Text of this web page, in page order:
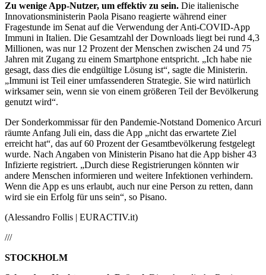
Zu wenige App-Nutzer, um effektiv zu sein. Die italienische
Innovationsministerin Paola Pisano reagierte während einer
Fragestunde im Senat auf die Verwendung der Anti-COVID-App
Immuni in Italien. Die Gesamtzahl der Downloads liegt bei rund 4,3
Millionen, was nur 12 Prozent der Menschen zwischen 24 und 75
Jahren mit Zugang zu einem Smartphone entspricht. „Ich habe nie
gesagt, dass dies die endgültige Lösung ist“, sagte die Ministerin.
„Immuni ist Teil einer umfassenderen Strategie. Sie wird natürlich
wirksamer sein, wenn sie von einem größeren Teil der Bevölkerung
genutzt wird“.
Der Sonderkommissar für den Pandemie-Notstand Domenico Arcuri
räumte Anfang Juli ein, dass die App „nicht das erwartete Ziel
erreicht hat“, das auf 60 Prozent der Gesamtbevölkerung festgelegt
wurde. Nach Angaben von Ministerin Pisano hat die App bisher 43
Infizierte registriert. „Durch diese Registrierungen könnten wir
andere Menschen informieren und weitere Infektionen verhindern.
Wenn die App es uns erlaubt, auch nur eine Person zu retten, dann
wird sie ein Erfolg für uns sein“, so Pisano.
(Alessandro Follis | EURACTIV.it)
///
STOCKHOLM